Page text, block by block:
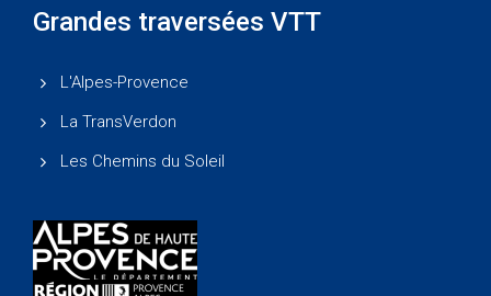
Grandes traversées VTT
L'Alpes-Provence
La TransVerdon
Les Chemins du Soleil